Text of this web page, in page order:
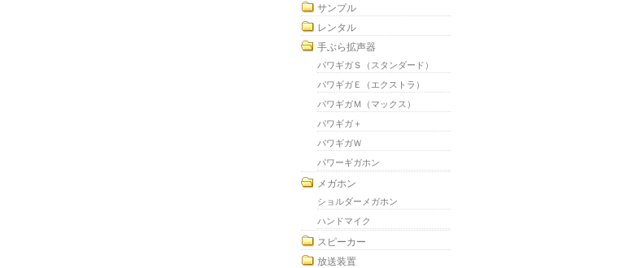
サンプル
レンタル
手ぶら拡声器
パワギガＳ（スタンダード）
パワギガＥ（エクストラ）
パワギガＭ（マックス）
パワギガ＋
パワギガＷ
パワーギガホン
メガホン
ショルダーメガホン
ハンドマイク
スピーカー
放送装置